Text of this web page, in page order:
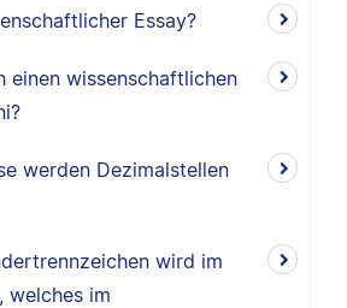
Essay?
einen wissenschaftlichen
werden Dezimalstellen
wird im
welches im